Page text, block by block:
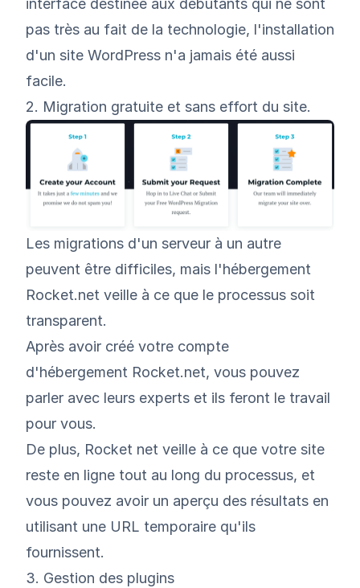
interface destinée aux débutants qui ne sont
pas très au fait de la technologie, l'installation
d'un site WordPress n'a jamais été aussi
facile.
2. Migration gratuite et sans effort du site.
Les migrations d'un serveur à un autre
peuvent être difficiles, mais l'hébergement
Rocket.net veille à ce que le processus soit
transparent.
Après avoir créé votre compte
d'hébergement Rocket.net, vous pouvez
parler avec leurs experts et ils feront le travail
pour vous.
De plus, Rocket net veille à ce que votre site
reste en ligne tout au long du processus, et
vous pouvez avoir un aperçu des résultats en
utilisant une URL temporaire qu'ils
fournissent.
3. Gestion des plugins